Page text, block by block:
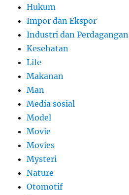
Hukum
Impor dan Ekspor
Industri dan Perdagangan
Kesehatan
Life
Makanan
Man
Media sosial
Model
Movie
Movies
Mysteri
Nature
Otomotif